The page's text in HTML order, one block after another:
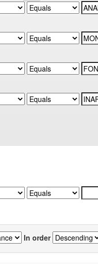
In order